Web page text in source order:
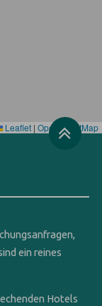
Leaflet | OpenStreetMap
ein reines
Hotels